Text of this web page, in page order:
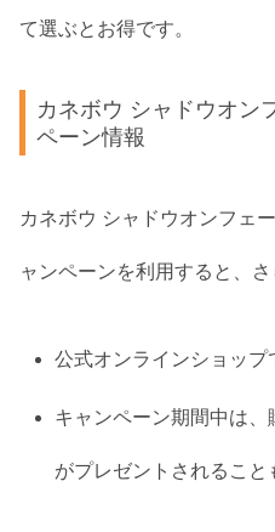
て選ぶとお得です。
カネボウ シャドウオン
ペーン情報
カネボウ シャドウオンフェ
ャンペーンを利用すると、
公式オンラインショップ
キャンペーン期間中は
がプレゼントされること